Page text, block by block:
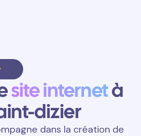
site internetà
dizier
dans la création de